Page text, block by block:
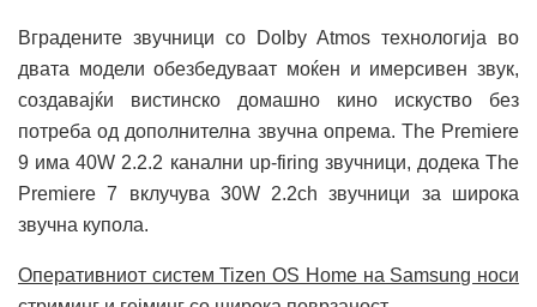
Вградените звучници со Dolby Atmos технологија во
двата модели обезбедуваат моќен и имерсивен звук,
создавајќи вистинско домашно кино искуство без
потреба од дополнителна звучна опрема. The Premiere
9 има 40W 2.2.2 канални up-firing звучници, додека The
Premiere 7 вклучува 30W 2.2ch звучници за широка
звучна купола.
Оперативниот систем Tizen OS Home на Samsung носи